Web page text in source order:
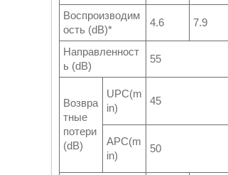
Воспроизводим
ость (dB)*
4.6 7.9
Направленност
ь (dB)
55
Возвра
тные
потери
(dB)
UPC(m
in)
45
APC(m
in)
50